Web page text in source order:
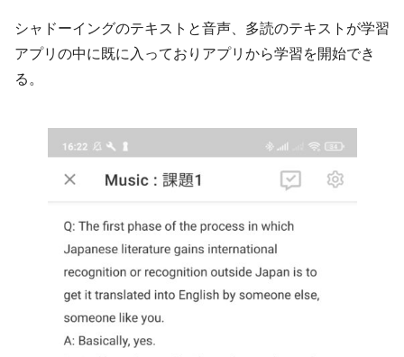
シャドーイングのテキストと音声、多読のテキストが学習
アプリの中に既に入っておりアプリから学習を開始でき
る。